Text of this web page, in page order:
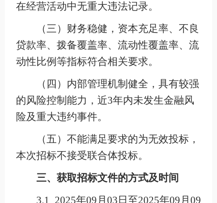
在经营活动中无重大违法记录。
（三）财务稳健，资本充足率、不良
贷款率、拨备覆盖率、流动性覆盖率、流
动性比例等指标符合相关要求。
（四）内部管理机制健全，具有较强
的风险控制能力，近3年内未发生金融风
险及重大违约事件。
（五）不能满足要求的为无效投标，
本次招标不接受联合体投标。
三、获取招标文件的方式及时间
3.1 2025年09月03日至2025年09月09